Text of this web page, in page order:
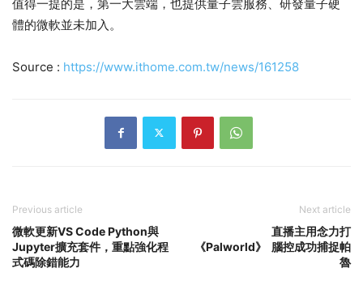
值得一提的是，第一大雲端，也提供量子雲服務、研發量子硬
體的微軟並未加入。
Source : https://www.ithome.com.tw/news/161258
Previous article
微軟更新VS Code Python與
Jupyter擴充套件，重點強化程
式碼除錯能力
Next article
直播主用念力打
《Palworld》 腦控成功捕捉帕
魯